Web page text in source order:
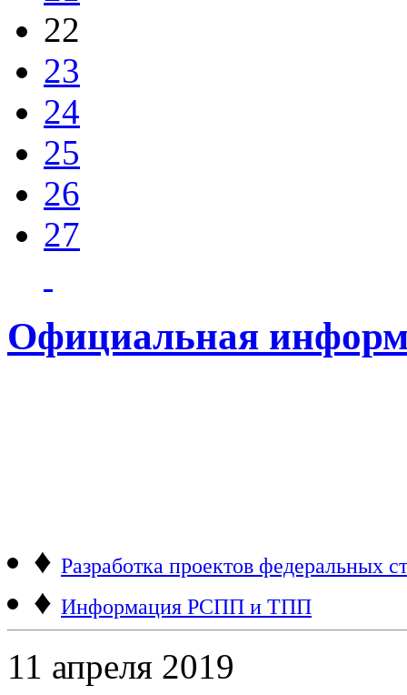
22
23
24
25
26
27
Официальная
♦ Разработка проектов федеральных
♦ Информация РСПП и ТПП
11 апреля 2019